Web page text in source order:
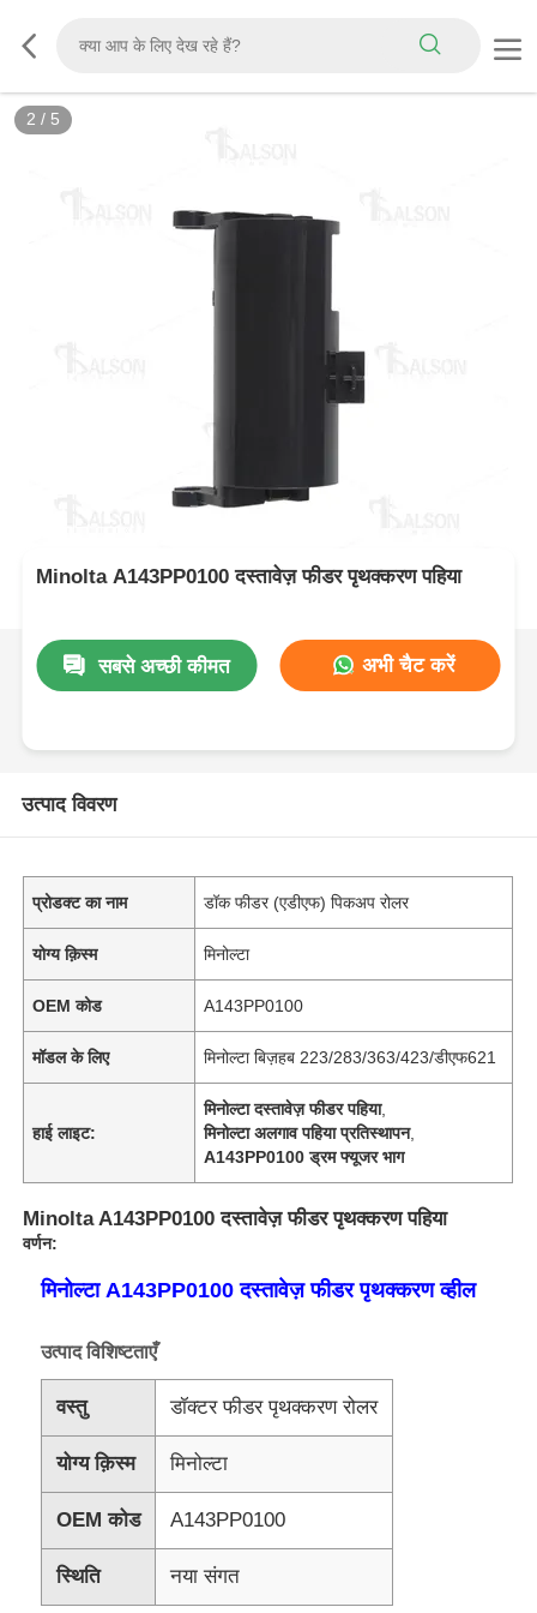
2 / 5
Minolta A143PP0100 दस्तावेज़ फीडर पृथक्करण पहिया
सबसे अच्छी कीमत अभी चैट करें
उत्पाद विवरण
प्रोडक्ट का नाम डॉक फीडर (एडीएफ) पिकअप रोलर
योग्य क़िस्म मिनोल्टा
OEM कोड A143PP0100
मॉडल के लिए मिनोल्टा बिज़हब 223/283/363/423/डीएफ621
हाई लाइट:
मिनोल्टा दस्तावेज़ फीडर पहिया,
मिनोल्टा अलगाव पहिया प्रतिस्थापन,
A143PP0100 ड्रम फ्यूजर भाग
Minolta A143PP0100 दस्तावेज़ फीडर पृथक्करण पहिया
वर्णन:
मिनोल्टा A143PP0100 दस्तावेज़ फीडर पृथक्करण व्हील
उत्पाद विशिष्टताएँ
वस्तु डॉक्टर फीडर पृथक्करण रोलर
योग्य क़िस्म मिनोल्टा
OEM कोड A143PP0100
स्थिति नया संगत